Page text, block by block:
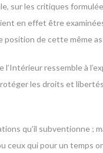
les critiques
en effet être
position de cette même
ressemble à
les droits et
qu’il subventionne ;
qui pour un temps